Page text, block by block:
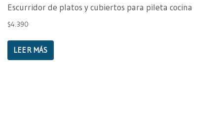
Escurridor de platos y cubiertos para pileta cocina
$4.390
LEER MÁS